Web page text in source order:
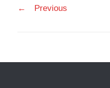
navigation
← Previous